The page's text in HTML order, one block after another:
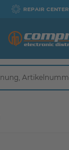
REPAIR CENTER